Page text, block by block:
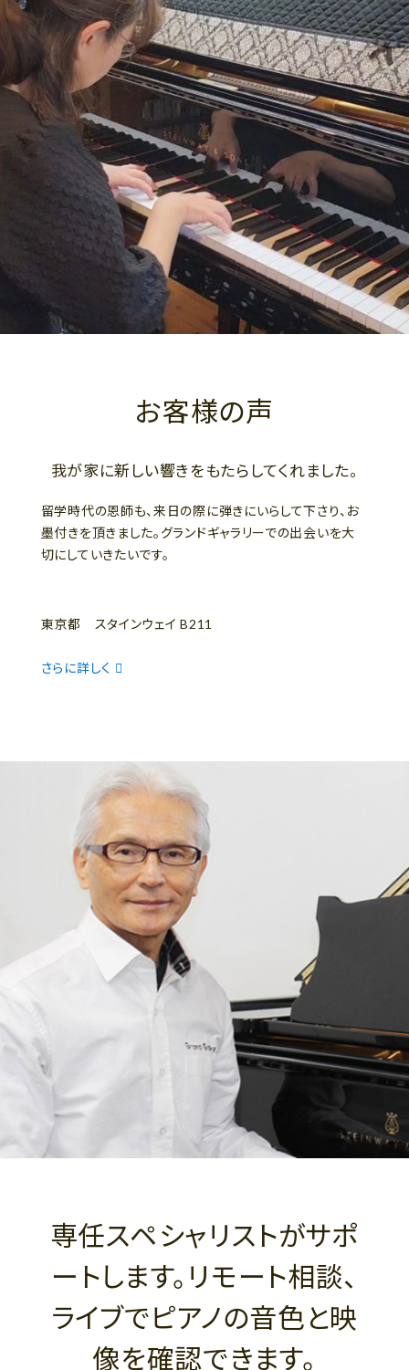
お客様の声
我が家に新しい響きをもたらしてくれました。
留学時代の恩師も、来日の際に弾きにいらして下さり、お
墨付きを頂きました。グランドギャラリーでの出会いを大
切にしていきたいです。
東京都 スタインウェイ B211
さらに詳しく
専任スペシャリストがサポ
ートします。リモート相談、
ライブでピアノの音色と映
像を確認できます。